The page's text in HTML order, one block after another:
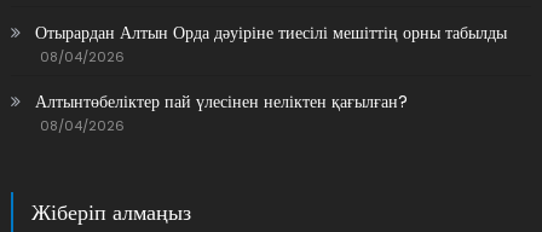
Отырардан Алтын Орда дәуіріне тиесілі мешіттің орны табылды
08/04/2026
Алтынтөбеліктер пай үлесінен неліктен қағылған?
08/04/2026
Жіберіп алмаңыз